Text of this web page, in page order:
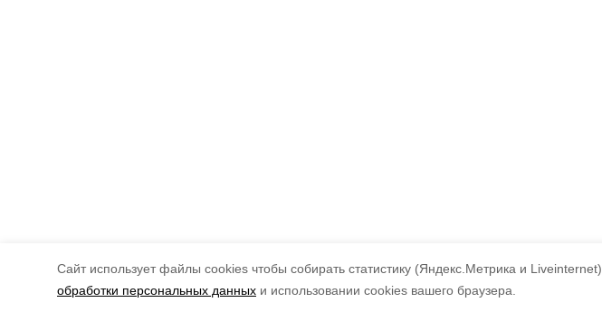
Cайт использует файлы cookies чтобы собирать статистику (Яндекс.Метрика и Liveinternet).
обработки персональных данных и использовании cookies вашего браузера.